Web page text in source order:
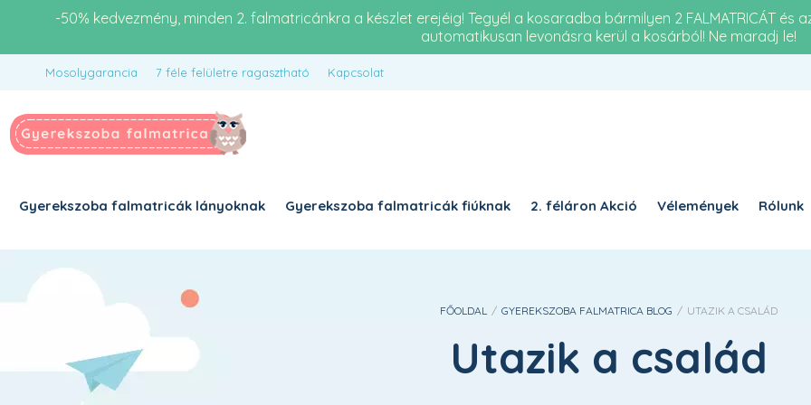
-50% kedvezmény, minden 2. falmatricánkra a készlet erejéig! Tegyél a kosaradba bármilyen 2 FALMATRICÁT és
automatikusan levonásra kerül a kosárból! Ne maradj le!
Mosolygarancia 7 féle felületre ragasztható Kapcsolat
Gyerekszoba falmatricák lányoknak Gyerekszoba falmatricák fiúknak 2. féláron Akció Vélemények Rólunk
FŐOLDAL / GYEREKSZOBA FALMATRICA BLOG / UTAZIK A CSALÁD
Utazik a család